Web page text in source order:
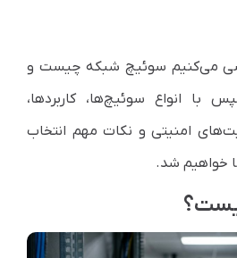
می‌کنیم سوئیچ شبکه چیست و
با انواع سوئیچ‌ها، کاربردها،
امنیتی و نکات مهم انتخاب
خواهیم شد.